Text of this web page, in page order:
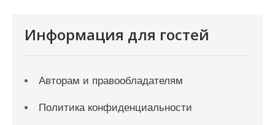
Информация для гостей
Авторам и правообладателям
Политика конфиденциальности